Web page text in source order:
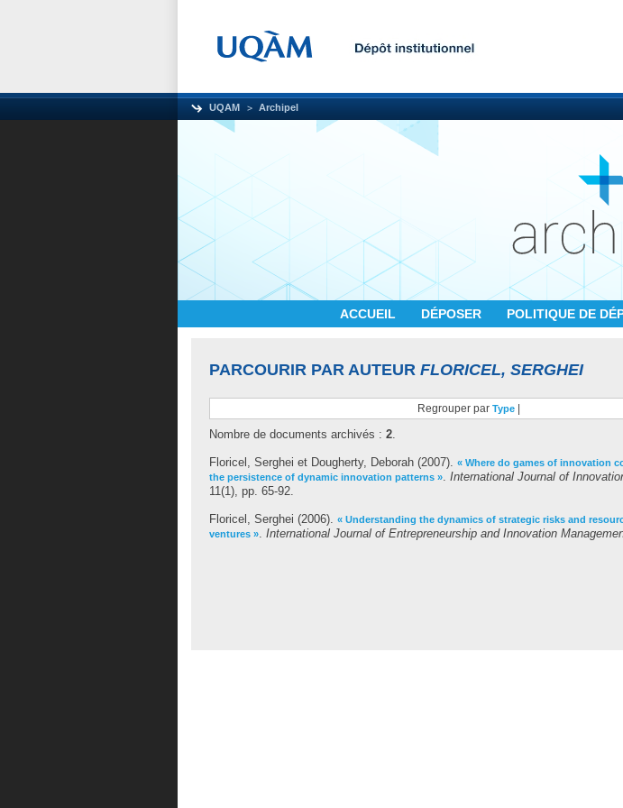
UQAM Archipel
ACCUEIL DÉPOSER POLITIQUE DE
PARCOURIR PAR AUTEUR FLORICEL, SERGHEI
Regrouper par Type
Nombre de documents archivés : 2.
Floricel, Serghei et Dougherty, Deborah (2007). « Where do games of innovation
the persistence of dynamic innovation patterns ». International Journal of
11(1), pp. 65-92.
Floricel, Serghei (2006). « Understanding the dynamics of strategic risks and
ventures ». International Journal of Entrepreneurship and Innovation